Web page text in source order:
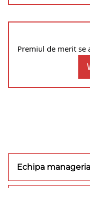
Premiul de merit se
Echipa